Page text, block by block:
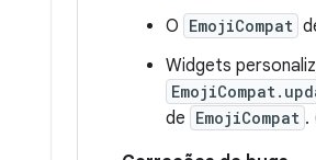
O EmojiCompat
Widgets
de EmojiCompat .